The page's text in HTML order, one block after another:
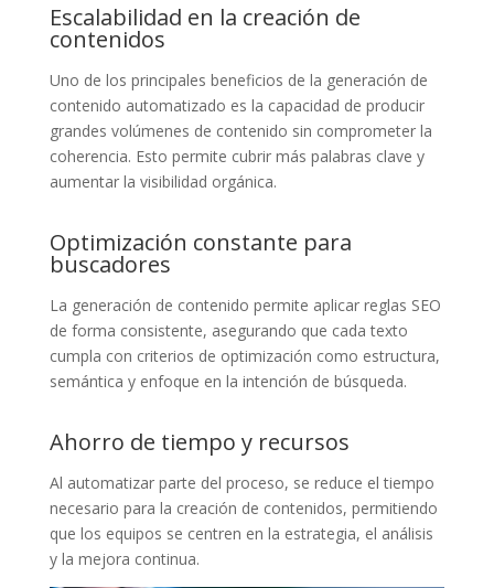
Escalabilidad en la creación de
contenidos
Uno de los principales beneficios de la generación de
contenido automatizado es la capacidad de producir
grandes volúmenes de contenido sin comprometer la
coherencia. Esto permite cubrir más palabras clave y
aumentar la visibilidad orgánica.
Optimización constante para
buscadores
La generación de contenido permite aplicar reglas SEO
de forma consistente, asegurando que cada texto
cumpla con criterios de optimización como estructura,
semántica y enfoque en la intención de búsqueda.
Ahorro de tiempo y recursos
Al automatizar parte del proceso, se reduce el tiempo
necesario para la creación de contenidos, permitiendo
que los equipos se centren en la estrategia, el análisis
y la mejora continua.